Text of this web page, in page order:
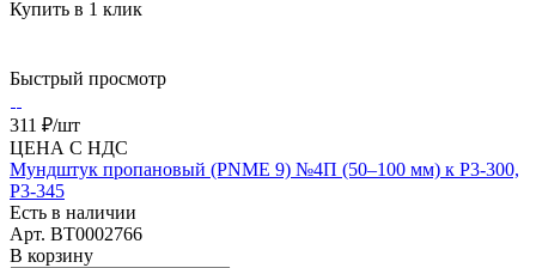
Купить в 1 клик
Быстрый просмотр
311 ₽/шт
ЦЕНА С НДС
Мундштук пропановый (PNME 9) №4П (50–100 мм) к Р3-300,
Р3-345
Есть в наличии
Арт. BT0002766
В корзину